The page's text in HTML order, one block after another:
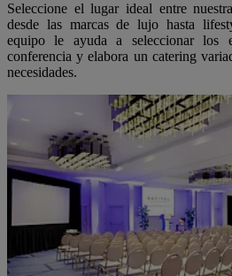
Seleccione el lugar ideal entre
desde las marcas de lujo hasta
equipo le ayuda a seleccionar los
conferencia y elabora un catering
necesidades.